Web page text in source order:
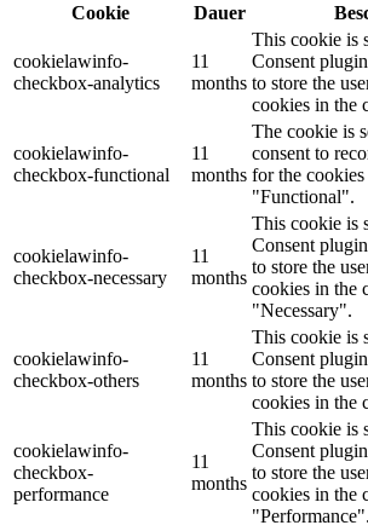
Cookie
Dauer
cookielawinfo-
checkbox-analytics
11
months
This cookie is
Consent
to store the
cookies in the
cookielawinfo-
checkbox-functional
11
months
The cookie is
consent to
for the
"Functional".
cookielawinfo-
checkbox-necessary
11
months
This cookie is
Consent
to store the
cookies in the
"Necessary".
cookielawinfo-
checkbox-others
11
months
This cookie is
Consent
to store the
cookies in the
cookielawinfo-
checkbox-
performance
11
months
This cookie is
Consent
to store the
cookies in the
"Performance".